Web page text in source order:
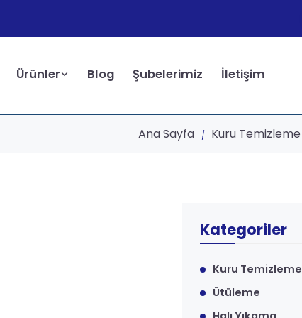
Ürünler Blog Şubelerimiz İletişim
Ana Sayfa Kuru Temizleme
Kategoriler
Kuru Temizleme
Ütüleme